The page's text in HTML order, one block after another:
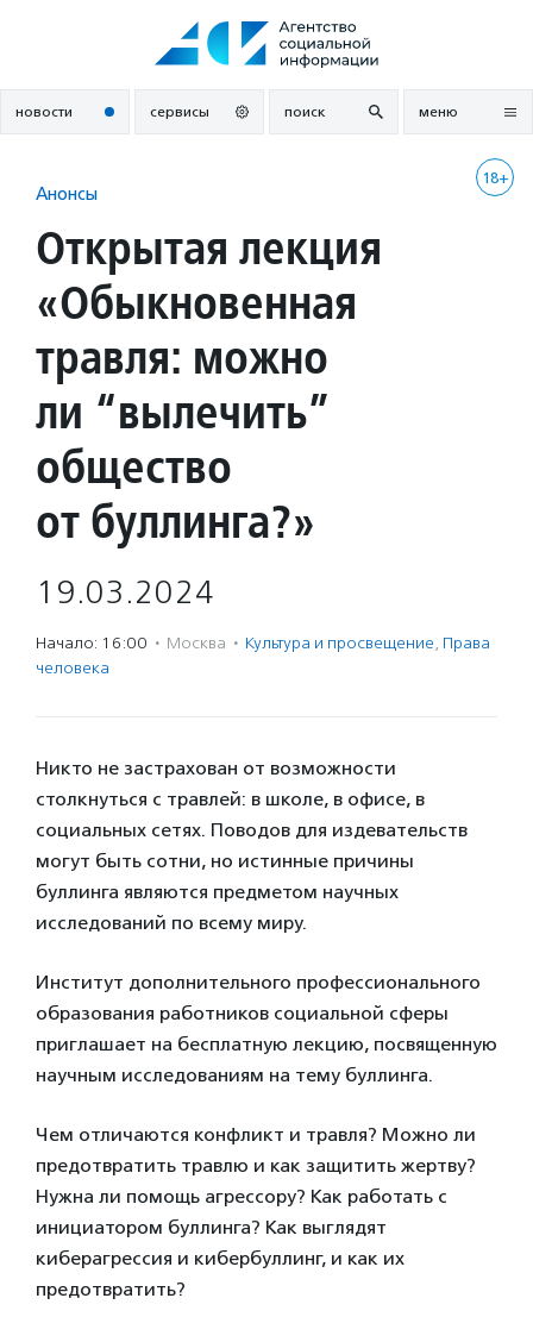
новости сервисы поиск меню
18+
Анонсы
Открытая лекция
«Обыкновенная
травля: можно
ли “вылечить”
общество
от буллинга?»
19.03.2024
Начало: 16:00 · Москва · Культура и просвещение, Права
человека
Никто не застрахован от возможности
столкнуться с травлей: в школе, в офисе, в
социальных сетях. Поводов для издевательств
могут быть сотни, но истинные причины
буллинга являются предметом научных
исследований по всему миру.
Институт дополнительного профессионального
образования работников социальной сферы
приглашает на бесплатную лекцию, посвященную
научным исследованиям на тему буллинга.
Чем отличаются конфликт и травля? Можно ли
предотвратить травлю и как защитить жертву?
Нужна ли помощь агрессору? Как работать с
инициатором буллинга? Как выглядят
киберагрессия и кибербуллинг, и как их
предотвратить?